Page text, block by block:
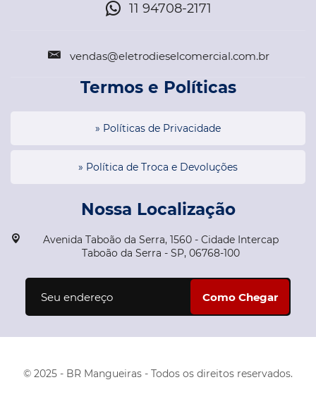
11 94708-2171
vendas@eletrodieselcomercial.com.br
Termos e Políticas
» Políticas de Privacidade
» Política de Troca e Devoluções
Nossa Localização
Avenida Taboão da Serra, 1560 - Cidade Intercap
Taboão da Serra - SP, 06768-100
© 2025 - BR Mangueiras - Todos os direitos reservados.